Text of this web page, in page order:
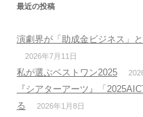
最近の投稿
演劇界が「助成金ビジネス」
2026年7月11日
私が選ぶベストワン2025
『シアターアーツ』「
る
2026年1月8日